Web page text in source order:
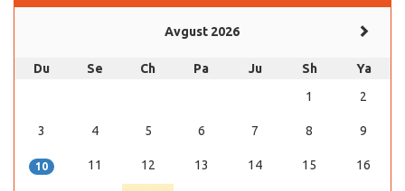
Avgust 2026
Du Se Ch Pa Ju Sh
Ya
1
2
3 4 5 6 7 8 9
10 11 12 13 14 15 16